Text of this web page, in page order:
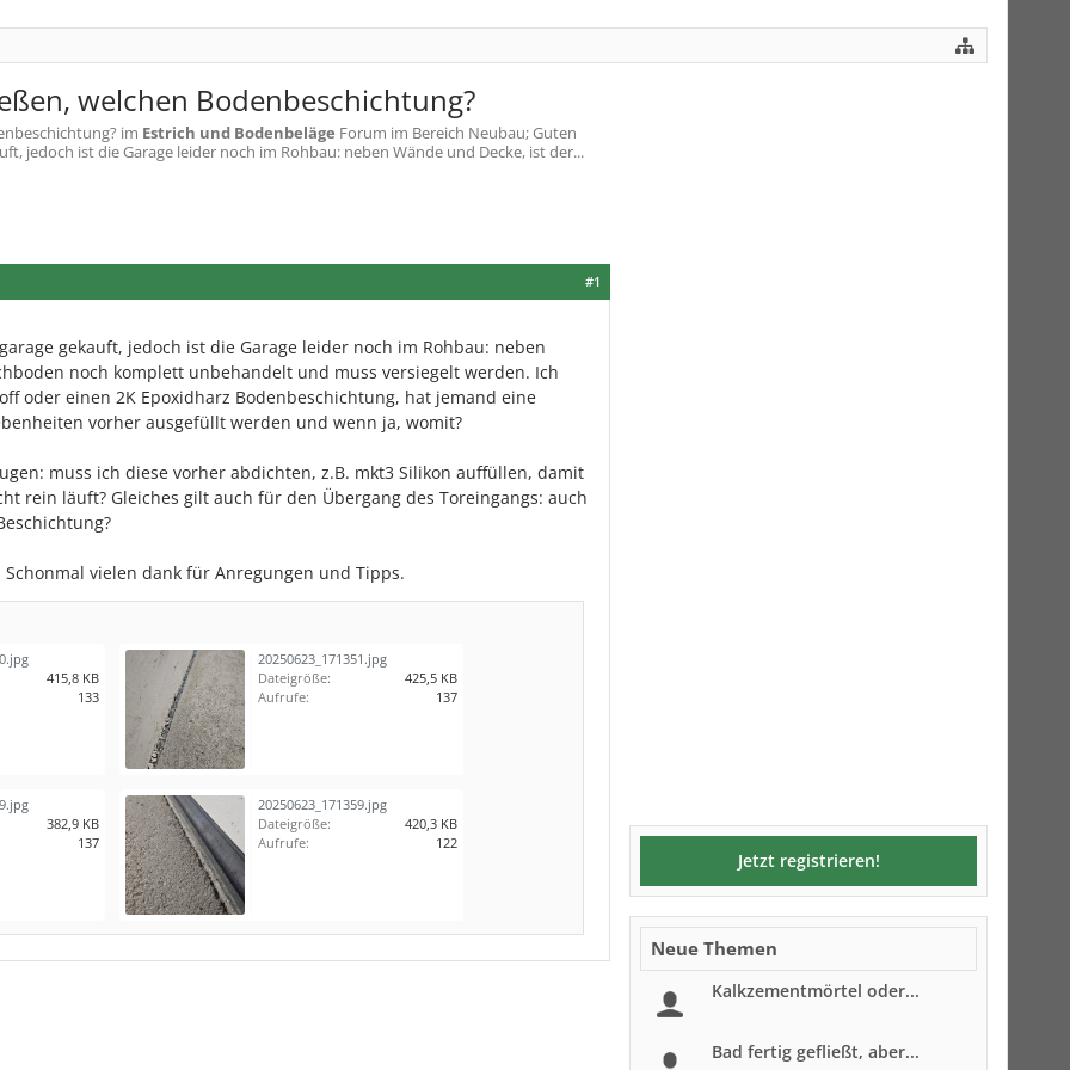
welchen Bodenbeschichtung?
im Estrich und Bodenbeläge Forum im Bereich Neubau; Guten
jedoch ist die Garage leider noch im Rohbau: neben Wände und Decke, ist der...
#1
gekauft, jedoch ist die Garage leider noch im Rohbau: neben
noch komplett unbehandelt und muss versiegelt werden. Ich
oder einen 2K Epoxidharz Bodenbeschichtung, hat jemand eine
vorher ausgefüllt werden und wenn ja, womit?
muss ich diese vorher abdichten, z.B. mkt3 Silikon auffüllen, damit
rein läuft? Gleiches gilt auch für den Übergang des Toreingangs: auch
vielen dank für Anregungen und Tipps.
415,8 KB
133
20250623_171351.jpg
Dateigröße:
425,5 KB
Aufrufe:
137
382,9 KB
137
20250623_171359.jpg
Dateigröße:
420,3 KB
Aufrufe:
122
Jetzt registrieren!
Neue Themen
Kalkzementmörtel oder...
Bad fertig gefließt, aber...